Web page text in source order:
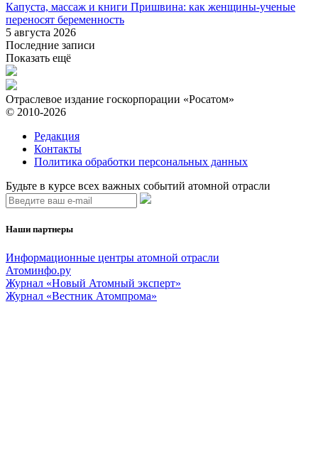
Капуста, массаж и книги Пришвина: как женщины-ученые
переносят беременность
5 августа 2026
Последние записи
Показать ещё
Отраслевое издание госкорпорации «Росатом»
© 2010-2026
Редакция
Контакты
Политика обработки персональных данных
Будьте в курсе всех важных событий атомной отрасли
Наши партнеры
Информационные центры атомной отрасли
Атоминфо.ру
Журнал «Новый Атомный эксперт»
Журнал «Вестник Атомпрома»